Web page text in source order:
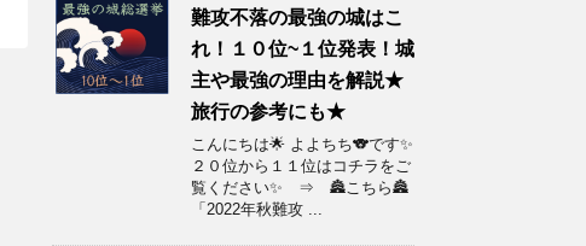
難攻不落の最強の城はこ
れ！１０位~１位発表！城
主や最強の理由を解説★
旅行の参考にも★
こんにちは🌟 よよちち🐨です✨
２０位から１１位はコチラをご
覧ください✨ ⇒ 🏯こちら🏯
「2022年秋難攻 ...